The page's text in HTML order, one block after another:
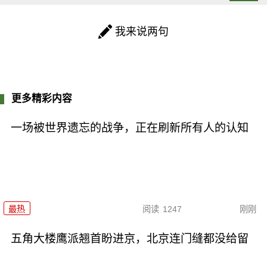
我来说两句
更多精彩内容
一场被世界遗忘的战争，正在刷新所有人的认知
最热 阅读 1247 刚刚
五角大楼鹰派翘首盼进京，北京连门缝都没给留